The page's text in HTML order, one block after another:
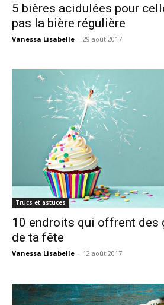
5 bières acidulées pour
pas la bière régulière
Vanessa Lisabelle - 29 août 2017
Trucs et astuces
10 endroits qui offrent des
de ta fête
Vanessa Lisabelle - 12 août 2017